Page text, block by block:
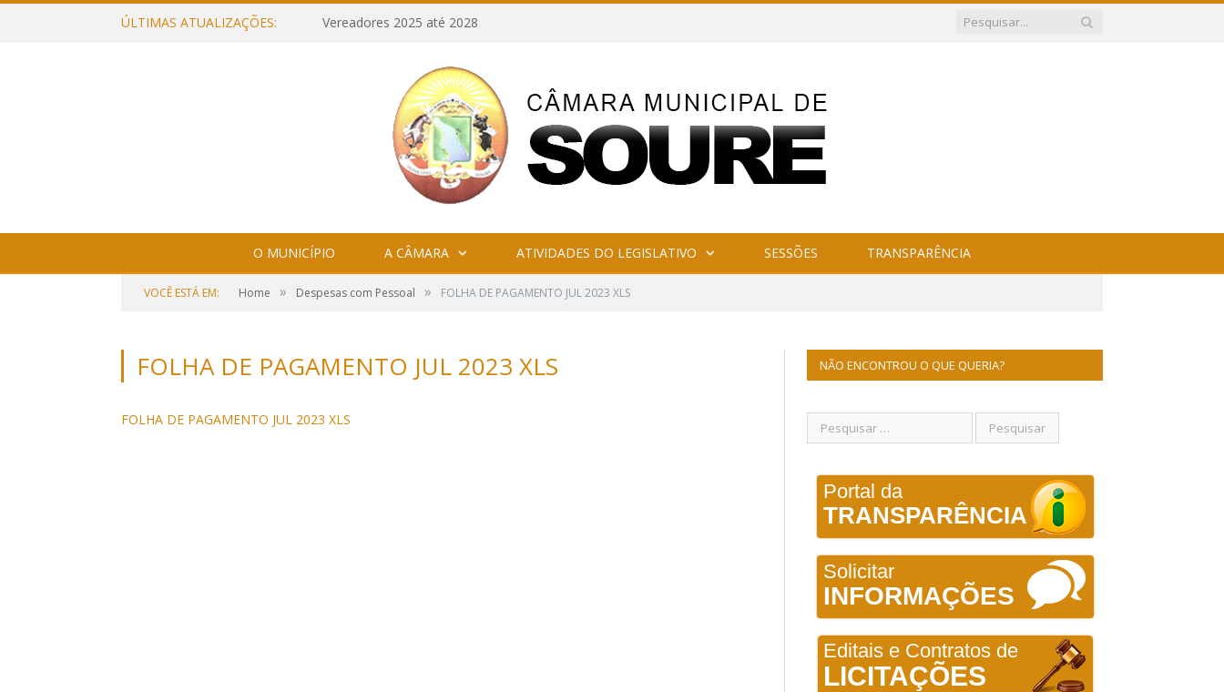
ÚLTIMAS ATUALIZAÇÕES: Vereadores 2025 até 2028
O MUNICÍPIO A CÂMARA ATIVIDADES DO LEGISLATIVO SESSÕES TRANSPARÊNCIA
VOCÊ ESTÁ EM: Home » Despesas com Pessoal » FOLHA DE PAGAMENTO JUL 2023 XLS
FOLHA DE PAGAMENTO JUL 2023 XLS
FOLHA DE PAGAMENTO JUL 2023 XLS
NÃO ENCONTROU O QUE QUERIA?
Portal da
TRANSPARÊNCIA
Solicitar
INFORMAÇÕES
Editais e Contratos de
LICITAÇÕES